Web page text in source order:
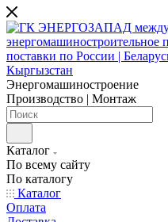
Энергомашиностроение
Производство | Монтаж
Каталог
По всему сайту
По каталогу
Каталог
Оплата